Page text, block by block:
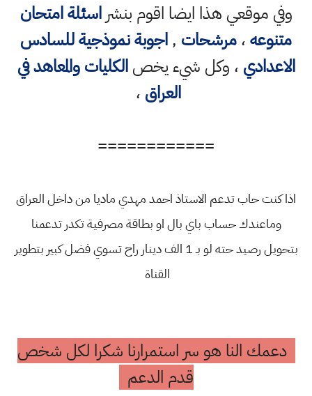
وفي موقعي هذا ايضا اقوم بنشراسئلة امتحان
متنوعه،مرشحات ,اجوبة نموذجية للسادس
الاعدادي ، وكل شيء يخصالكليات والمعاهد في
العراق ،
============
اذا كنت حاب تدعم الاستاذ احمد مهدي ماديا من داخل العراق
وماعندك حساب باي بال او بطاقة مصرفية تكدر تدعمنا
بتحويل رصيد حته لو بـ 1 الف دينار راح تسوي فضل كبير بتطوير
القناة
دعمك النا هو سر استمرارنا شكرا لكل شخص
قدم الدعم